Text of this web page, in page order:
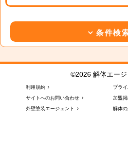
条件検
©2026 解体エージ
利用規約
プラ
サイトへのお問い合わせ
加盟
外壁塗装エージェント
解体の